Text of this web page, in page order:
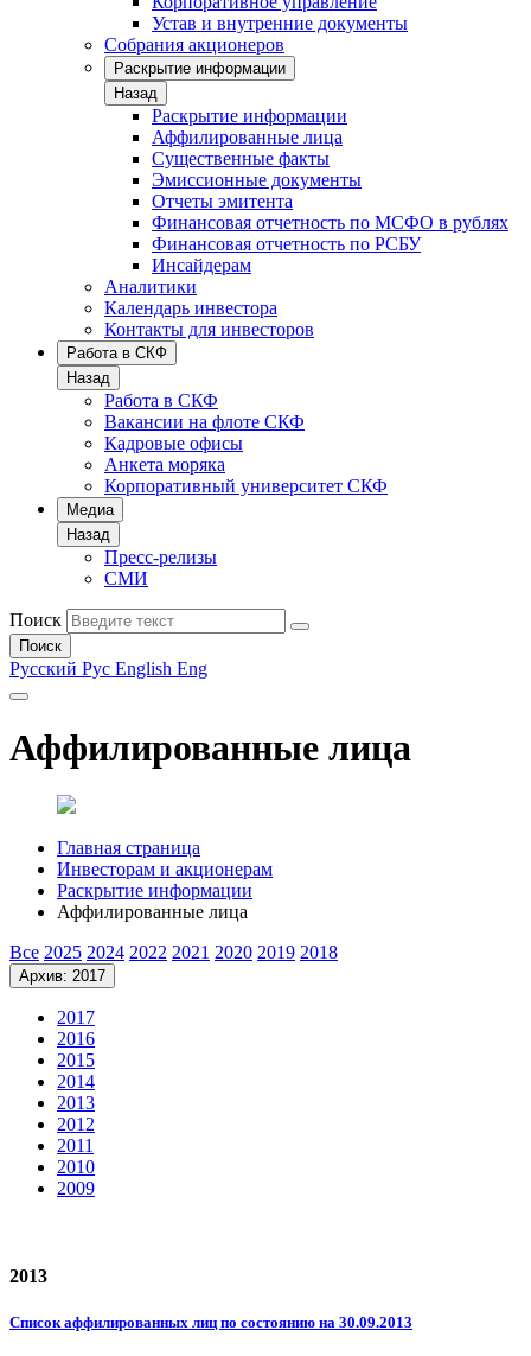
Устав и внутренние документы
Собрания акционеров
Раскрытие информации
Назад
Раскрытие информации
Аффилированные лица
Существенные факты
Эмиссионные документы
Отчеты эмитента
Финансовая отчетность по МСФО в рублях
Финансовая отчетность по РСБУ
Инсайдерам
Аналитики
Календарь инвестора
Контакты для инвесторов
Работа в СКФ
Назад
Работа в СКФ
Вакансии на флоте СКФ
Кадровые офисы
Анкета моряка
Корпоративный университет СКФ
Медиа
Назад
Пресс-релизы
СМИ
Поиск
Поиск
Русский Рус English Eng
Аффилированные лица
Главная страница
Инвесторам и акционерам
Раскрытие информации
Аффилированные лица
Все 2025 2024 2022 2021 2020 2019 2018
Архив: 2017
2017
2016
2015
2014
2013
2012
2011
2010
2009
2013
Список аффилированных лиц по состоянию на 30.09.2013